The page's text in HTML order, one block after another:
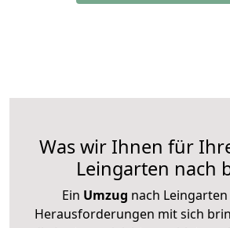
Was wir Ihnen für
Leingarten nach
Ein Umzug nach
Herausforderungen mit sich